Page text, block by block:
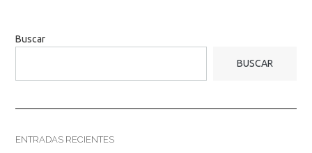
Buscar
BUSCAR
ENTRADAS RECIENTES